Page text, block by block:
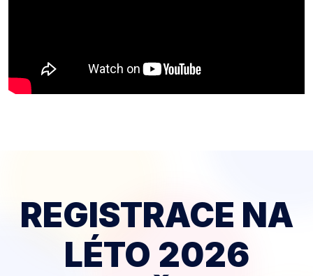
REGISTRACE NA
LÉTO 2026